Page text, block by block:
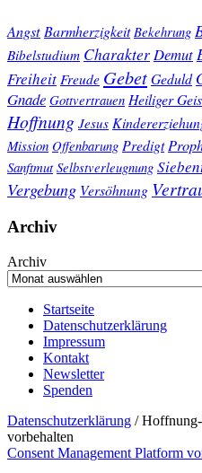
Angst Barmherzigkeit Bekehrung
Bibelstudium Charakter Demut
Freiheit Freude GebetGeduld
Gnade Gottvertrauen Heiliger
Hoffnung Jesus
Mission Offenbarung Predigt
Sanftmut Selbstverleugnung
Vergebung Versöhnung
Archiv
Archiv
Startseite
Datenschutzerklärung
Impressum
Kontakt
Newsletter
Spenden
Datenschutzerklärung /
vorbehalten
Consent Management Platform